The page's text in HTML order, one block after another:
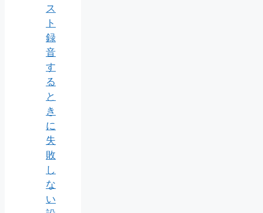
ス
ト
録
音
す
る
と
き
に
失
敗
し
な
い